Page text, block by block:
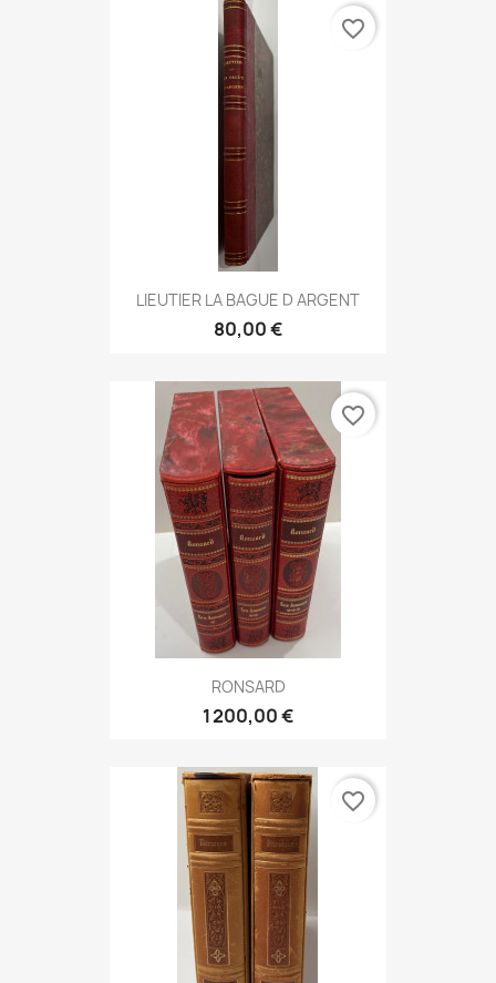
LIEUTIER LA BAGUE D ARGENT
80,00 €
favorite_border
RONSARD
1 200,00 €
favorite_border
favorite_border